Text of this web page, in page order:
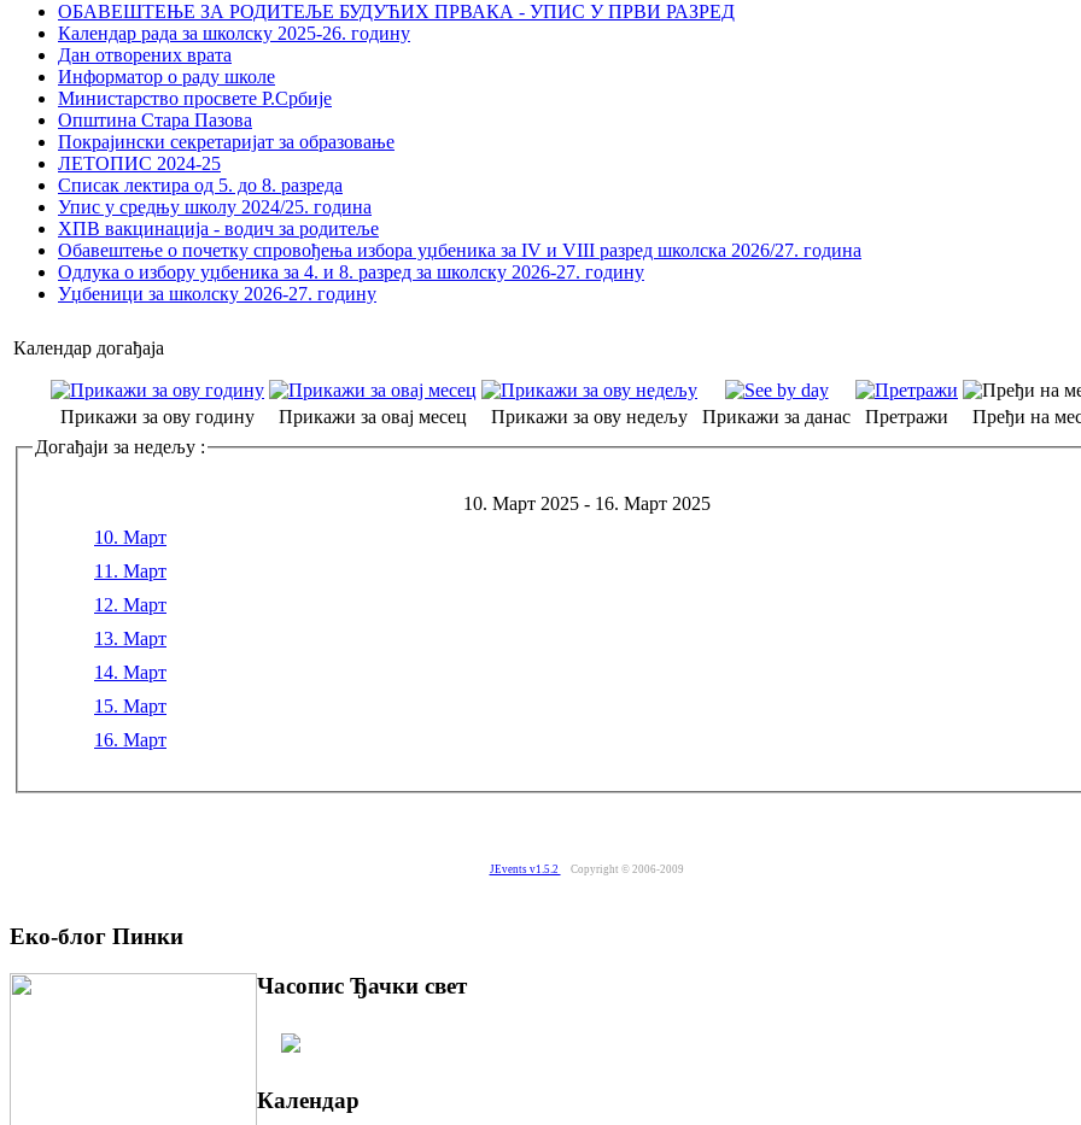
ОБАВЕШТЕЊЕ ЗА РОДИТЕЉЕ БУДУЋИХ ПРВАКА - УПИС У ПРВИ РАЗРЕД
Календар рада за школску 2025-26. годину
Дан отворених врата
Информатор о раду школе
Министарство просвете Р.Србије
Општина Стара Пазова
Покрајински секретаријат за образовање
ЛЕТОПИС 2024-25
Списак лектира од 5. до 8. разреда
Упис у средњу школу 2024/25. година
ХПВ вакцинација - водич за родитеље
Обавештење о почетку спровођења избора уџбеника за IV и VIII разред школска 2026/27. година
Одлука о избору уџбеника за 4. и 8. разред за школску 2026-27. годину
Уџбеници за школску 2026-27. годину
Календар догађаја
Прикажи за ову годину Прикажи за овај месец Прикажи за ову недељу Прикажи за данас Претражи
Пређи на
Догађаји за недељу :
10. Март 2025 - 16. Март 2025
10. Март
11. Март
12. Март
13. Март
14. Март
15. Март
16. Март
JEvents v1.5.2 Copyright © 2006-2009
Еко-блог Пинки
Часопис Ђачки свет
Календар